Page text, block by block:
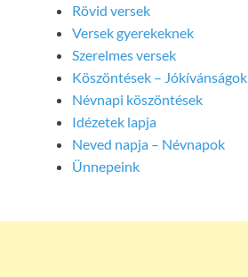
Rövid versek
Versek gyerekeknek
Szerelmes versek
Köszöntések – Jókívánságok
Névnapi köszöntések
Idézetek lapja
Neved napja – Névnapok
Ünnepeink